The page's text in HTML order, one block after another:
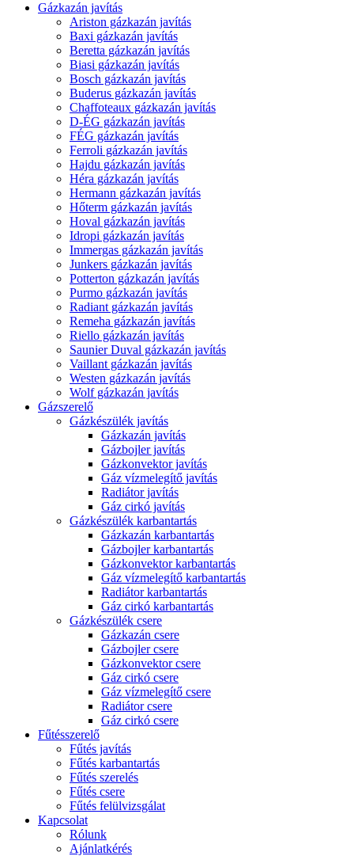
Gázkazán javítás
Ariston gázkazán javítás
Baxi gázkazán javítás
Beretta gázkazán javítás
Biasi gázkazán javítás
Bosch gázkazán javítás
Buderus gázkazán javítás
Chaffoteaux gázkazán javítás
D-ÉG gázkazán javítás
FÉG gázkazán javítás
Ferroli gázkazán javítás
Hajdu gázkazán javítás
Héra gázkazán javítás
Hermann gázkazán javítás
Hőterm gázkazán javítás
Hoval gázkazán javítás
Idropi gázkazán javítás
Immergas gázkazán javítás
Junkers gázkazán javítás
Potterton gázkazán javítás
Purmo gázkazán javítás
Radiant gázkazán javítás
Remeha gázkazán javítás
Riello gázkazán javítás
Saunier Duval gázkazán javítás
Vaillant gázkazán javítás
Westen gázkazán javítás
Wolf gázkazán javítás
Gázszerelő
Gázkészülék javítás
Gázkazán javítás
Gázbojler javítás
Gázkonvektor javítás
Gáz vízmelegítő javítás
Radiátor javítás
Gáz cirkó javítás
Gázkészülék karbantartás
Gázkazán karbantartás
Gázbojler karbantartás
Gázkonvektor karbantartás
Gáz vízmelegítő karbantartás
Radiátor karbantartás
Gáz cirkó karbantartás
Gázkészülék csere
Gázkazán csere
Gázbojler csere
Gázkonvektor csere
Gáz cirkó csere
Gáz vízmelegítő csere
Radiátor csere
Gáz cirkó csere
Fűtésszerelő
Fűtés javítás
Fűtés karbantartás
Fűtés szerelés
Fűtés csere
Fűtés felülvizsgálat
Kapcsolat
Rólunk
Ajánlatkérés